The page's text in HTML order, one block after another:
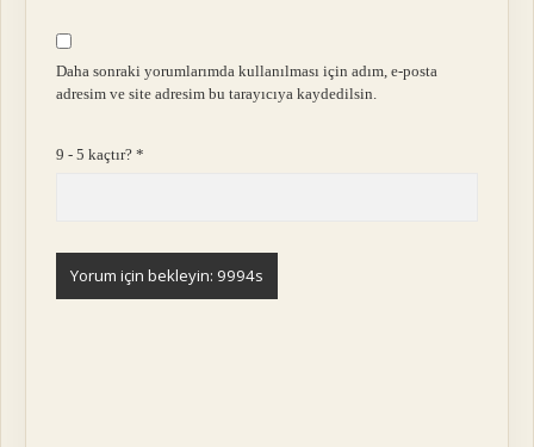
Daha sonraki yorumlarımda kullanılması için adım, e-posta
adresim ve site adresim bu tarayıcıya kaydedilsin.
9 - 5 kaçtır?*